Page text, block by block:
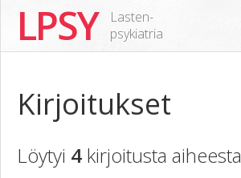
LPSY
Lasten-
psykiatria
Kirjoitukset
Löytyi 4 kirjoitusta aiheesta